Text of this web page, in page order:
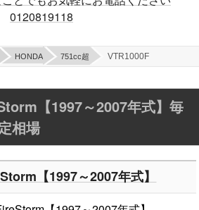
HONDA 751cc超 VTR1000F
【1997～2007年式】毎
相場
【1997～2007年式】